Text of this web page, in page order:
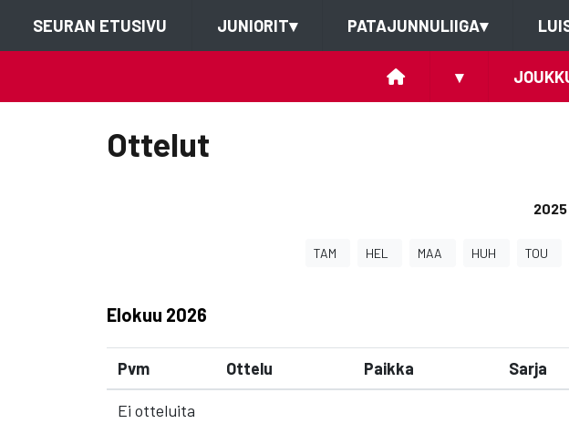
SEURAN ETUSIVU JUNIORIT▾ PATAJUNNULIIGA▾
▾
Ottelut
2025
TAM HEL MAA HUH TOU
Elokuu 2026
Pvm Ottelu Paikka Sarja
Ei otteluita